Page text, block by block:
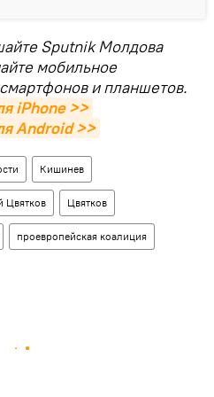
Sputnik Молдова
мобильное
и планшетов.
iPhone >>
Android >>
Кишинев
Цвятков Цвятков
проевропейская коалиция